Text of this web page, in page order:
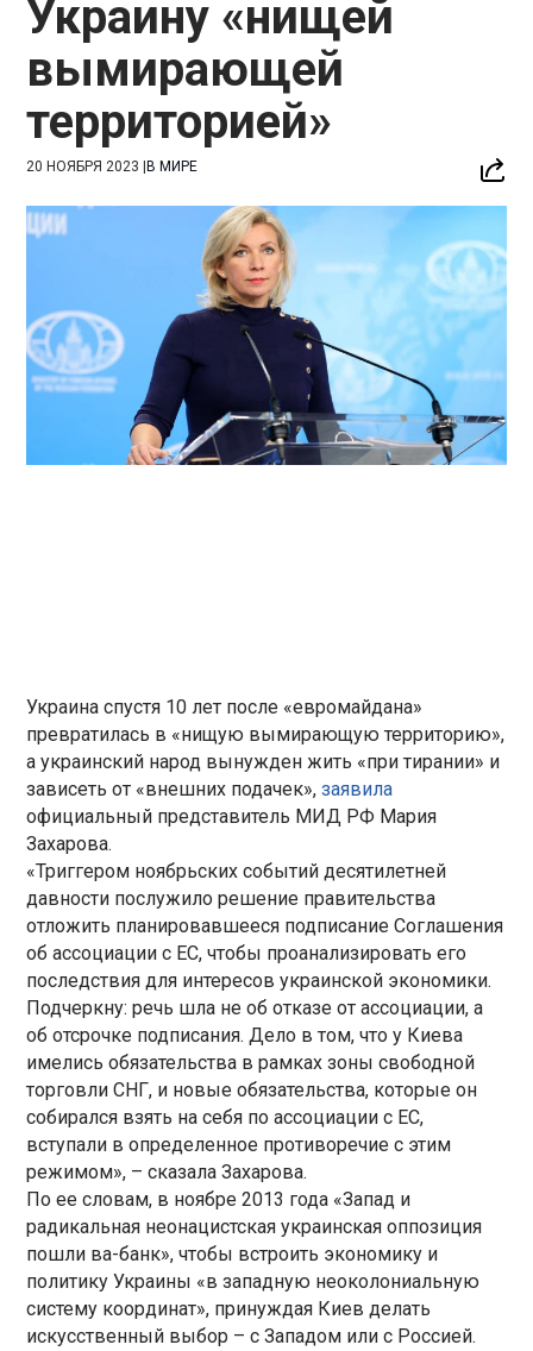
Украину «нищей
вымирающей
территорией»
20 НОЯБРЯ 2023 |В МИРЕ
Украина спустя 10 лет после «евромайдана»
превратилась в «нищую вымирающую территорию»,
а украинский народ вынужден жить «при тирании» и
зависеть от «внешних подачек»,заявила
официальный представитель МИД РФ Мария
Захарова.
«Триггером ноябрьских событий десятилетней
давности послужило решение правительства
отложить планировавшееся подписание Соглашения
об ассоциации с ЕС, чтобы проанализировать его
последствия для интересов украинской экономики.
Подчеркну: речь шла не об отказе от ассоциации, а
об отсрочке подписания. Дело в том, что у Киева
имелись обязательства в рамках зоны свободной
торговли СНГ, и новые обязательства, которые он
собирался взять на себя по ассоциации с ЕС,
вступали в определенное противоречие с этим
режимом», – сказала Захарова.
По ее словам, в ноябре 2013 года «Запад и
радикальная неонацистская украинская оппозиция
пошли ва-банк», чтобы встроить экономику и
политику Украины «в западную неоколониальную
систему координат», принуждая Киев делать
искусственный выбор – с Западом или с Россией.